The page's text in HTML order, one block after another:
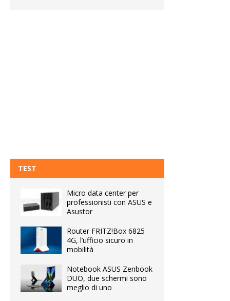
TEST
Micro data center per
professionisti con ASUS e
Asustor
Router FRITZ!Box 6825
4G, l’ufficio sicuro in
mobilità
Notebook ASUS Zenbook
DUO, due schermi sono
meglio di uno